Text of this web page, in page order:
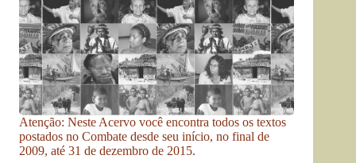
Atenção: Neste Acervo você encontra todos os textos
postados no Combate desde seu início, no final de
2009, até 31 de dezembro de 2015.